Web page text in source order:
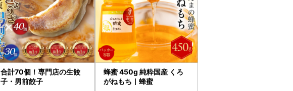
合計70個！専門店の生餃
子・男前餃子
蜂蜜 450g 純粋国産 くろ
がねもち｜蜂蜜